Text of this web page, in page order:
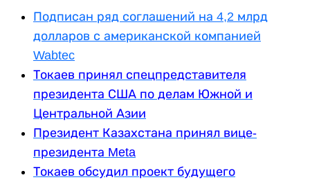
Подписан ряд соглашений на 4,2 млрд
долларов с американской компанией
Wabtec
Токаев принял спецпредставителя
президента США по делам Южной и
Центральной Азии
Президент Казахстана принял вице-
президента Meta
Токаев обсудил проект будущего